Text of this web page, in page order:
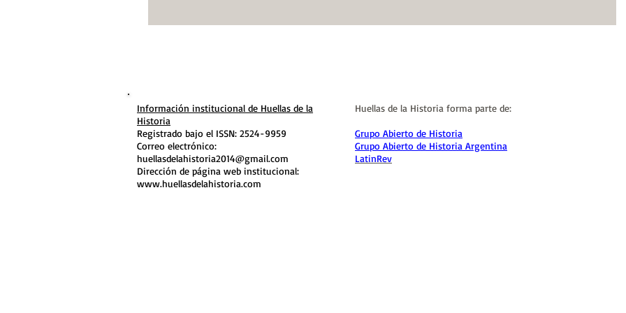
Información institucional de Huellas de la
Historia
Registrado bajo el ISSN: 2524-9959
Correo electrónico:
huellasdelahistoria2014@gmail.com
Dirección de página web institucional:
www.huellasdelahistoria.com
Huellas de la Historia forma parte de:
Grupo Abierto de Historia
Grupo Abierto de Historia Argentina
LatinRev